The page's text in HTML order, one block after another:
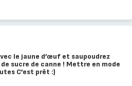
le jaune d’œuf et saupoudrez
sucre de canne ! Mettre en mode
C’est prêt :)